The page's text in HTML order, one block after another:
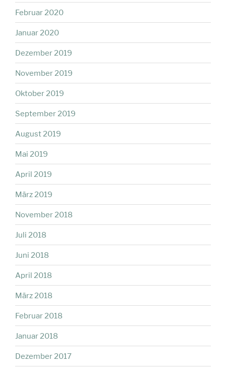
Februar 2020
Januar 2020
Dezember 2019
November 2019
Oktober 2019
September 2019
August 2019
Mai 2019
April 2019
März 2019
November 2018
Juli 2018
Juni 2018
April 2018
März 2018
Februar 2018
Januar 2018
Dezember 2017